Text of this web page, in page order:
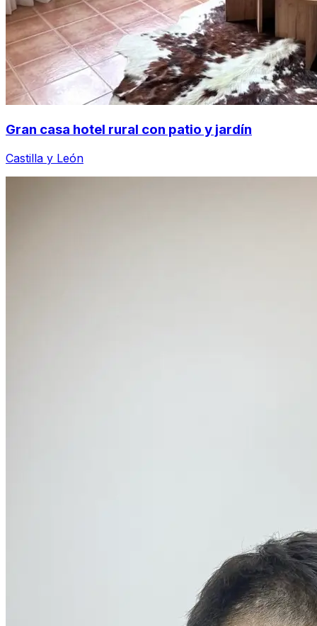
Gran casa hotel rural con patio y jardín
Castilla y León